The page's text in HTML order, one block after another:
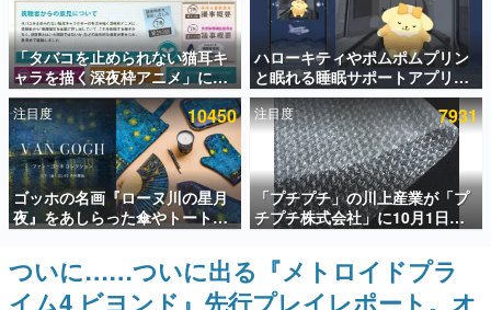
ゲームの企画書
名作ゲームクリエイターの方々に製作時のエピソードをお
聞きし、ヒットする企画（ゲーム）とは何か？を探ってい
きます。
赫本
この物語を解いてはいけない。『赫本』は、〈試験問題〉
の形をした短編ホラー小説集です。
新世代に訊く
これからのデジタルゲーム市場を担う若きクリエイター達
の姿を追い、彼らのルーツと情熱を探っていきます。
ゲーム世代の作家たち
ゲームに多大な影響を受けた作家さんに取材し、ゲームが
「タバコを止められない猫耳キ
ャラを描く深夜枠アニメ」に視
聴者の一部から批判意見。違法
薬物の使用と思しき描写も含め
て、BPOが議論を交わす
ハローキティやポムポムプリン
と眠れる睡眠サポートアプリ
『ゆめたび』が配信中。キャラ
ごとのASMRや目覚ましアラー
ムも搭載
注目度 10450
ゴッホの名画『ローヌ川の星月
夜』をあしらった傘やトートバ
ッグなどが登場。8月7日21時よ
注目度 7931
「プチプチ」の川上産業が「プ
チプチ株式会社」に10月1日よ
り社名変更へ。創業58年で初め
ての変更で、“プチッ”と鳴るお
なじみの緩衝材が会社の名前に
ついに……ついに出る『メトロイドプラ
イム4 ビヨンド』先行プレイレポート。オ